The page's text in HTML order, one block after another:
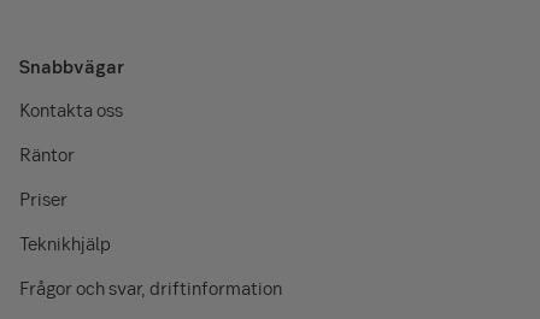
Snabbvägar
Kontakta oss
Räntor
Priser
Teknikhjälp
Frågor och svar, driftinformation